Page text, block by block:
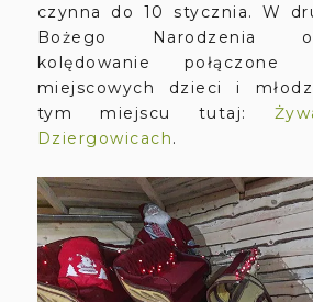
czynna do 10 stycznia. W
Bożego Narodzenia
kolędowanie
miejscowych dzieci i
tym miejscu tutaj:
Dziergowicach.